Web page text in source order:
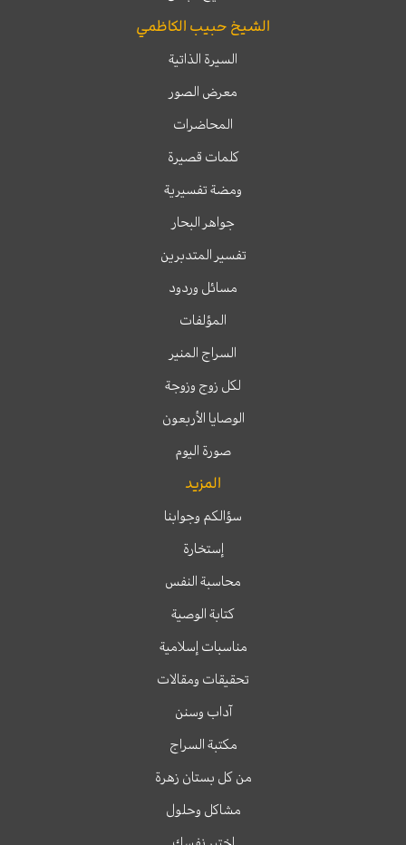
الشيخ حبيب الكاظمي
السيرة الذاتية
معرض الصور
المحاضرات
كلمات قصيرة
ومضة تفسيرية
جواهر البحار
تفسير المتدبرين
مسائل وردود
المؤلفات
السراج المنير
لكل زوج وزوجة
الوصايا الأربعون
صورة اليوم
المزيد
سؤالكم وجوابنا
إستخارة
محاسبة النفس
كتابة الوصية
مناسبات إسلامية
تحقيقات ومقالات
آداب وسنن
مكتبة السراج
من كل بستان زهرة
مشاكل وحلول